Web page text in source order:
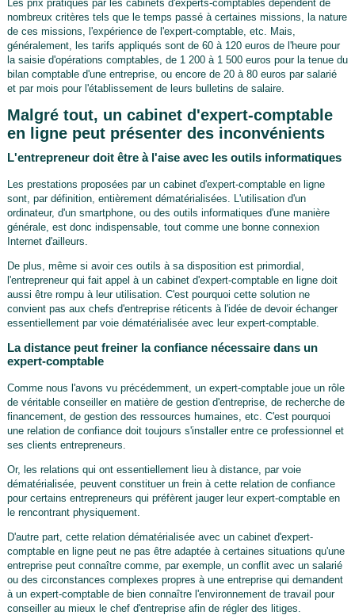
Les prix pratiqués par les cabinets d'experts-comptables dépendent de
nombreux critères tels que le temps passé à certaines missions, la nature
de ces missions, l'expérience de l'expert-comptable, etc. Mais,
généralement, les tarifs appliqués sont de 60 à 120 euros de l'heure pour
la saisie d'opérations comptables, de 1 200 à 1 500 euros pour la tenue du
bilan comptable d'une entreprise, ou encore de 20 à 80 euros par salarié
et par mois pour l'établissement de leurs bulletins de salaire.
Malgré tout, un cabinet d'expert-comptable
en ligne peut présenter des inconvénients
L'entrepreneur doit être à l'aise avec les outils informatiques
Les prestations proposées par un cabinet d'expert-comptable en ligne
sont, par définition, entièrement dématérialisées. L'utilisation d'un
ordinateur, d'un smartphone, ou des outils informatiques d'une manière
générale, est donc indispensable, tout comme une bonne connexion
Internet d'ailleurs.
De plus, même si avoir ces outils à sa disposition est primordial,
l'entrepreneur qui fait appel à un cabinet d'expert-comptable en ligne doit
aussi être rompu à leur utilisation. C'est pourquoi cette solution ne
convient pas aux chefs d'entreprise réticents à l'idée de devoir échanger
essentiellement par voie dématérialisée avec leur expert-comptable.
La distance peut freiner la confiance nécessaire dans un
expert-comptable
Comme nous l'avons vu précédemment, un expert-comptable joue un rôle
de véritable conseiller en matière de gestion d'entreprise, de recherche de
financement, de gestion des ressources humaines, etc. C'est pourquoi
une relation de confiance doit toujours s'installer entre ce professionnel et
ses clients entrepreneurs.
Or, les relations qui ont essentiellement lieu à distance, par voie
dématérialisée, peuvent constituer un frein à cette relation de confiance
pour certains entrepreneurs qui préfèrent jauger leur expert-comptable en
le rencontrant physiquement.
D'autre part, cette relation dématérialisée avec un cabinet d'expert-
comptable en ligne peut ne pas être adaptée à certaines situations qu'une
entreprise peut connaître comme, par exemple, un conflit avec un salarié
ou des circonstances complexes propres à une entreprise qui demandent
à un expert-comptable de bien connaître l'environnement de travail pour
conseiller au mieux le chef d'entreprise afin de régler des litiges.